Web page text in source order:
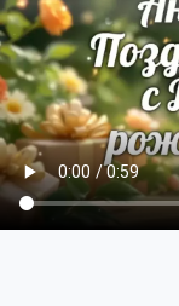
Пожелания
По именам
По годам